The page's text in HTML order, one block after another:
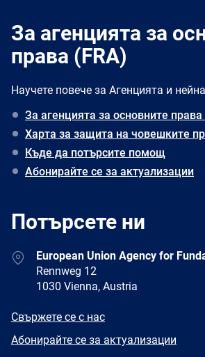
За агенцията за
права (FRA)
Научете повече за Агенцията и
За агенцията за основните права
Харта за защита на човешките
Къде да потърсите помощ
Абонирайте се за актуализации
Потърсете ни
AddressEuropean Union Agency for
Rennweg 12
1030 Vienna, Austria
E-
Свържете се с нас
Newsletter
Абонирайте се за актуализации